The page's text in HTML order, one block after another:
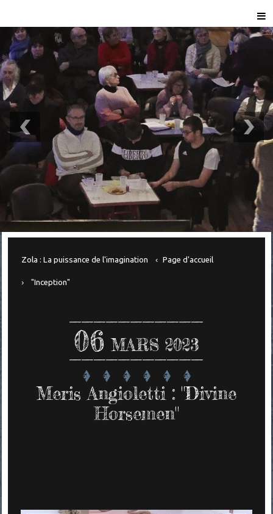
Zola : La puissance de l'imagination Page d'accueil
"Inception"
06 MARS 2023
Meris Angioletti : "Divine
Horsemen"